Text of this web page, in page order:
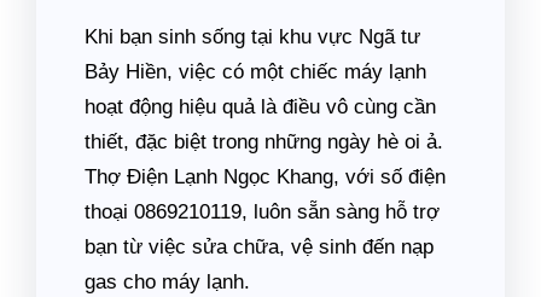
Khi bạn sinh sống tại khu vực Ngã tư
Bảy Hiền, việc có một chiếc máy lạnh
hoạt động hiệu quả là điều vô cùng cần
thiết, đặc biệt trong những ngày hè oi ả.
Thợ Điện Lạnh Ngọc Khang, với số điện
thoại 0869210119, luôn sẵn sàng hỗ trợ
bạn từ việc sửa chữa, vệ sinh đến nạp
gas cho máy lạnh.